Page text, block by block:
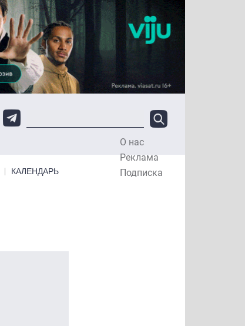
О нас
Реклама
Подписка
КАЛЕНДАРЬ